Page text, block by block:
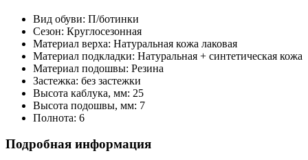
Вид обуви: П/ботинки
Сезон: Круглосезонная
Материал верха: Натуральная кожа лаковая
Материал подкладки: Натуральная + синтетическая кожа
Материал подошвы: Резина
Застежка: без застежки
Высота каблука, мм: 25
Высота подошвы, мм: 7
Полнота: 6
Подробная информация